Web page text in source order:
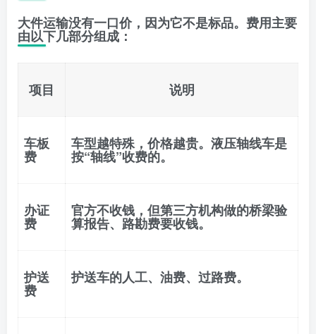
大件运输没有一口价，因为它不是标品。费用主要
由以下几部分组成：
项目 说明
车板
费
车型越特殊，价格越贵。液压轴线车是
按“轴线”收费的。
办证
费
官方不收钱，但第三方机构做的桥梁验
算报告、 路勘费要收钱。
护送
费
护送车的人工、油费、过路费。